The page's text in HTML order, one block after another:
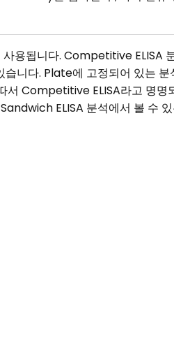
용됩니다. Competitive ELISA
니다. Plate에 고정되어 있는 분
서 Competitive ELISA라고 명명
ELISA 분석에서 볼 수